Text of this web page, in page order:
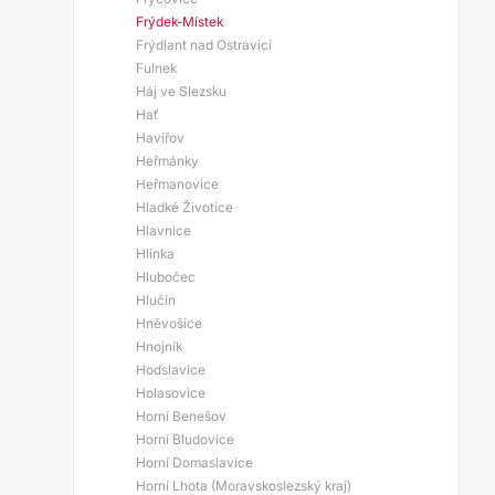
Frýdek-Místek
Frýdlant nad Ostravicí
Fulnek
Háj ve Slezsku
Hať
Havířov
Heřmánky
Heřmanovice
Hladké Životice
Hlavnice
Hlinka
Hlubočec
Hlučín
Hněvošice
Hnojník
Hodslavice
Holasovice
Horní Benešov
Horní Bludovice
Horní Domaslavice
Horní Lhota (Moravskoslezský kraj)